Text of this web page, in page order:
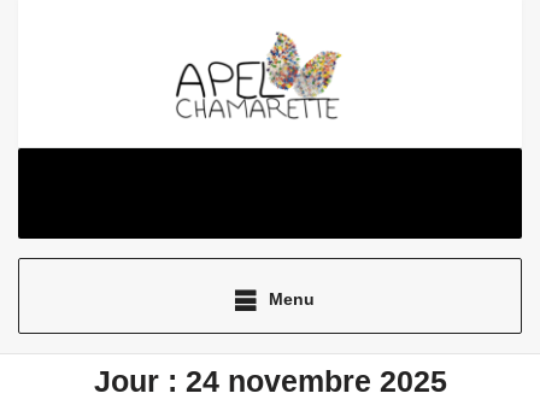
Menu
Jour : 24 novembre 2025